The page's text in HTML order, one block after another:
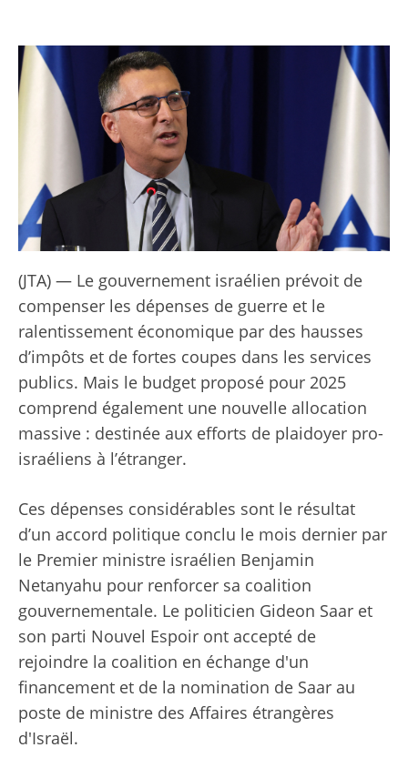
(JTA) — Le gouvernement israélien prévoit de
compenser les dépenses de guerre et le
ralentissement économique par des hausses
d’impôts et de fortes coupes dans les services
publics. Mais le budget proposé pour 2025
comprend également une nouvelle allocation
massive : destinée aux efforts de plaidoyer pro-
israéliens à l’étranger.
Ces dépenses considérables sont le résultat
d’un accord politique conclu le mois dernier par
le Premier ministre israélien Benjamin
Netanyahu pour renforcer sa coalition
gouvernementale. Le politicien Gideon Saar et
son parti Nouvel Espoir ont accepté de
rejoindre la coalition en échange d'un
financement et de la nomination de Saar au
poste de ministre des Affaires étrangères
d'Israël.